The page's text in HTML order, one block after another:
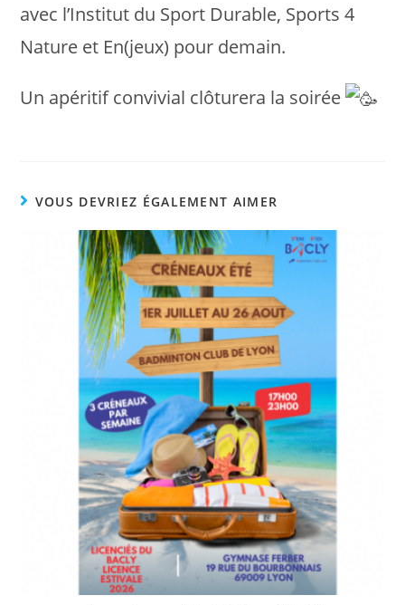
avec l’Institut du Sport Durable, Sports 4
Nature et En(jeux) pour demain.
Un apéritif convivial clôturera la soirée
VOUS DEVRIEZ ÉGALEMENT AIMER